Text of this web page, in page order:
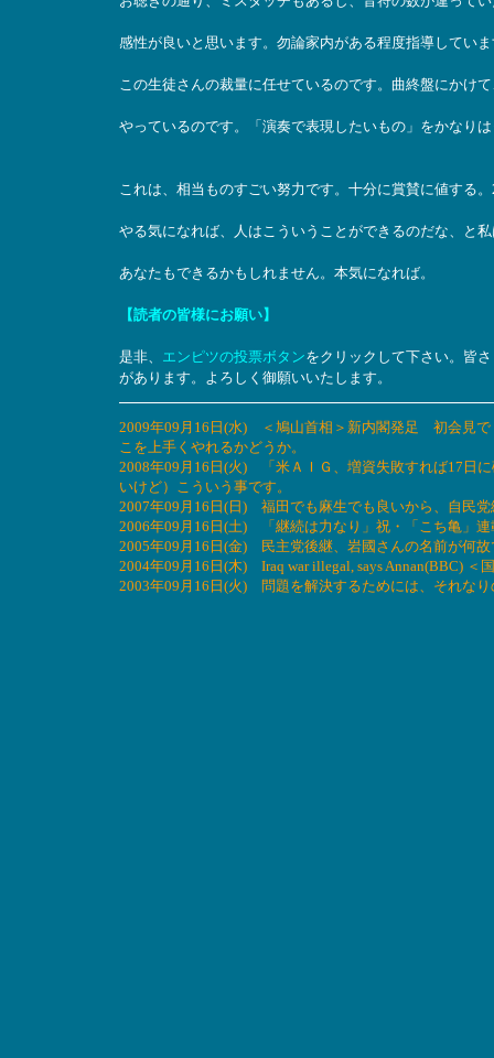
感性が良いと思います。勿論家内がある程度指導してい
この生徒さんの裁量に任せているのです。曲終盤にかけ
やっているのです。「演奏で表現したいもの」をかなり
これは、相当ものすごい努力です。十分に賞賛に値する
やる気になれば、人はこういうことができるのだな、と
あなたもできるかもしれません。本気になれば。
【読者の皆様にお願い】
是非、 エンピツの投票ボタンをクリックして下さい。皆
があります。よろしく御願いいたします。
2009年09月16日(水) ＜鳩山首相＞新内閣発足 初会見
こを上手くやれるかどうか。
2008年09月16日(火) 「米ＡＩＧ、増資失敗すれば17日
いけど）こういう事です。
2007年09月16日(日) 福田でも麻生でも良いから、自民
2006年09月16日(土) 「継続は力なり」祝・「こち亀」連
2005年09月16日(金) 民主党後継、岩國さんの名前が何
2004年09月16日(木) Iraq war illegal, says Annan(BBC)
2003年09月16日(火) 問題を解決するためには、それな